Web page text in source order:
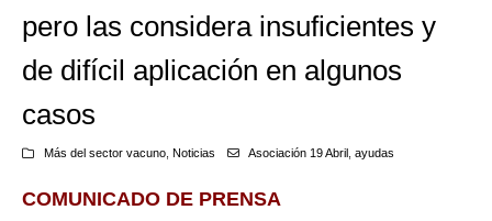
pero las considera insuficientes y
de difícil aplicación en algunos
casos
Más del sector vacuno, Noticias Asociación 19 Abril, ayudas
COMUNICADO DE PRENSA